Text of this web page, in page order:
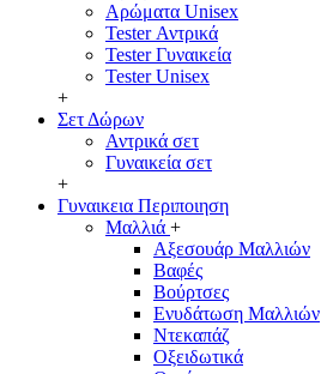
Αρώματα Unisex
Tester Αντρικά
Tester Γυναικεία
Tester Unisex
+
Σετ Δώρων
Αντρικά σετ
Γυναικεία σετ
+
Γυναικεια Περιποιηση
Μαλλιά +
Αξεσουάρ Μαλλιών
Βαφές
Βούρτσες
Ενυδάτωση Μαλλιών
Ντεκαπάζ
Οξειδωτικά